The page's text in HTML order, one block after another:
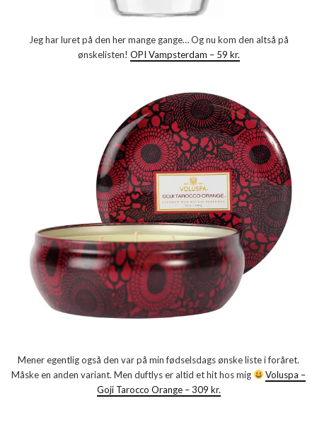
Jeg har luret på den her mange gange… Og nu kom den altså på
ønskelisten! OPI Vampsterdam – 59 kr.
Mener egentlig også den var på min fødselsdags ønske liste i foråret.
Måske en anden variant. Men duftlys er altid et hit hos mig
Voluspa –
Goji Tarocco Orange – 309 kr.